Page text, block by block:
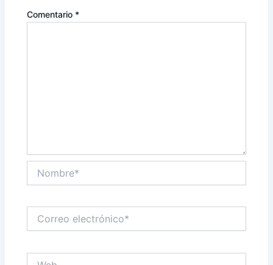
Comentario *
electrónico*